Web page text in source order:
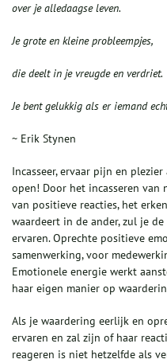
over je alledaagse leven.
Je grote en kleine probleempjes,
die deelt in je vreugde en verdriet.
Je bent gelukkig als er iemand
~ Erik Stynen
Incasseer, ervaar pijn en
open! Door het incasseren van
van positieve reacties, het
waardeert in de ander, zul je
ervaren. Oprechte positieve
samenwerking, voor
Emotionele energie werkt
haar eigen manier op
Als je waardering eerlijk en
ervaren en zal zijn of haar
reageren is niet hetzelfde als